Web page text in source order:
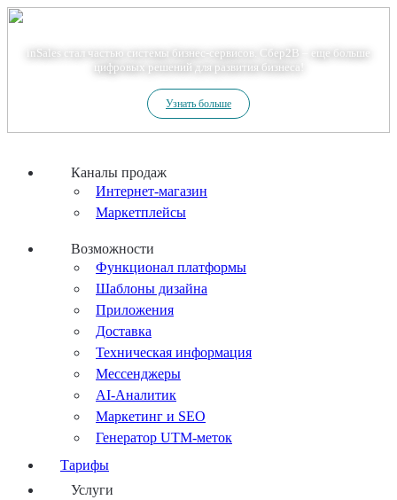
inSales стал частью системы бизнес-сервисов. Сбер2В – еще больше
цифровых решений для развития бизнеса!
Узнать больше
Каналы продаж
Интернет-магазин
Маркетплейсы
Возможности
Функционал платформы
Шаблоны дизайна
Приложения
Доставка
Техническая информация
Мессенджеры
AI-Аналитик
Маркетинг и SEO
Генератор UTM-меток
Тарифы
Услуги